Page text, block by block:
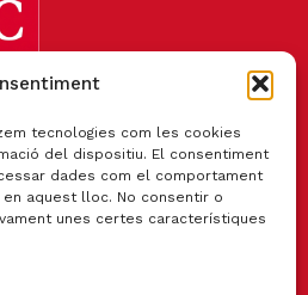
tecnologies com les cookies
del dispositiu. El consentiment
dades com el comportament
aquest lloc. No consentir o
unes certes característiques